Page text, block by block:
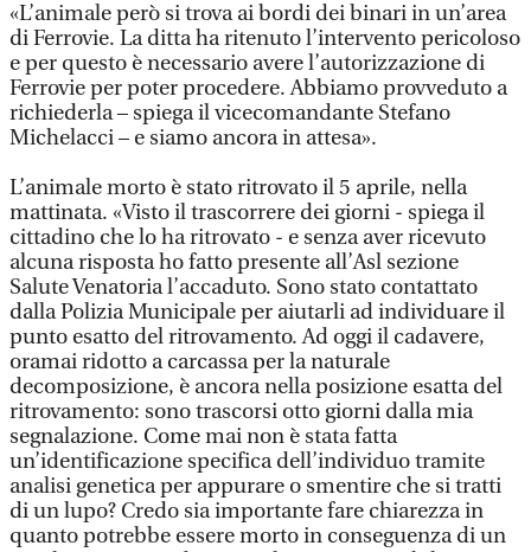
«L’animale però si trova ai bordi dei binari in un’area
di Ferrovie. La ditta ha ritenuto l’intervento pericoloso
e per questo è necessario avere l’autorizzazione di
Ferrovie per poter procedere. Abbiamo provveduto a
richiederla – spiega il vicecomandante Stefano
Michelacci – e siamo ancora in attesa».
L’animale morto è stato ritrovato il 5 aprile, nella
mattinata. «Visto il trascorrere dei giorni - spiega il
cittadino che lo ha ritrovato - e senza aver ricevuto
alcuna risposta ho fatto presente all’Asl sezione
Salute Venatoria l’accaduto. Sono stato contattato
dalla Polizia Municipale per aiutarli ad individuare il
punto esatto del ritrovamento. Ad oggi il cadavere,
oramai ridotto a carcassa per la naturale
decomposizione, è ancora nella posizione esatta del
ritrovamento: sono trascorsi otto giorni dalla mia
segnalazione. Come mai non è stata fatta
un’identificazione specifica dell’individuo tramite
analisi genetica per appurare o smentire che si tratti
di un lupo? Credo sia importante fare chiarezza in
quanto potrebbe essere morto in conseguenza di un